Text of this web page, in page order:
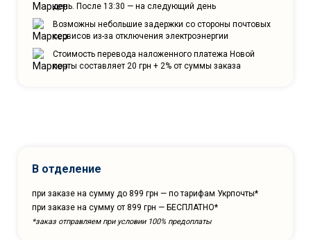
день. После 13:30 — на следующий день
Возможны небольшие задержки со стороны почтовых
сервисов из-за отключения электроэнергии
Стоимость перевода наложенного платежа Новой
почты составляет 20 грн + 2% от суммы заказа
В отделение
при заказе на сумму до 899 грн — по тарифам Укрпочты*
при заказе на сумму от 899 грн — БЕСПЛАТНО*
*заказ отправляем при условии 100% предоплаты